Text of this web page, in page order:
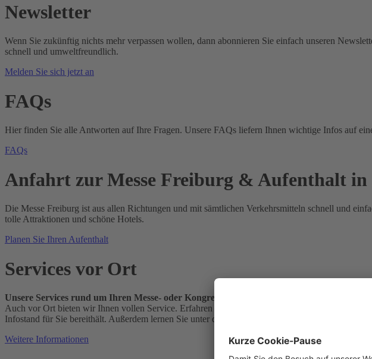
Newsletter
Wenn Sie zukünftig nichts mehr verpassen wollen, dann abonnieren Sie einfach unseren
schnell und umweltfreundlich.
Melden Sie sich jetzt an
FAQs
Hier finden Sie alle Antworten auf Ihre Fragen. Unsere FAQs liefern Ihnen wichtige Infos auf
FAQs
Anfahrt zur Messe Freiburg & Aufenthalt
Die Messe Freiburg ist aus allen Richtungen und mit sämtlichen Verkehrsmitteln schnell und
tolle Attraktionen und schöne Hotels.
Planen Sie Ihren Aufenthalt
Services vor Ort
Unsere Services rund um Ihren Messe- oder Kongressbesuch
Auch vor Ort bieten wir Ihnen vollen Service. Erfahren Sie hier mehr zu unserem
Infostand für Sie bereithält. Außerdem lernen Sie unter diesem Punkt die Möglichkeiten der
Weitere Informationen